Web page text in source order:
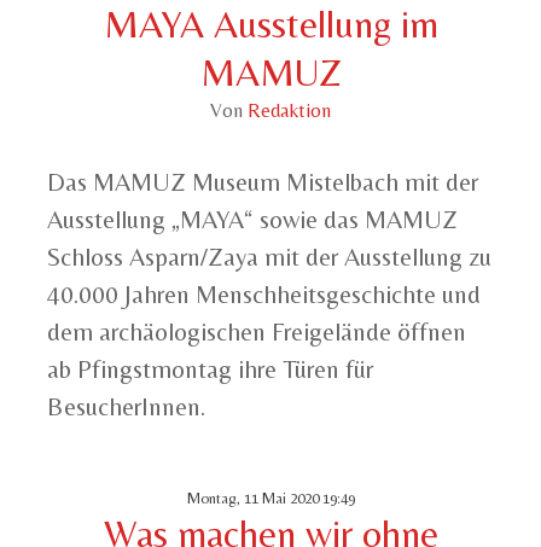
MAYA Ausstellung im
MAMUZ
Von Redaktion
Das MAMUZ Museum Mistelbach mit der
Ausstellung „MAYA“ sowie das MAMUZ
Schloss Asparn/Zaya mit der Ausstellung zu
40.000 Jahren Menschheitsgeschichte und
dem archäologischen Freigelände öffnen
ab Pfingstmontag ihre Türen für
BesucherInnen.
Montag, 11 Mai 2020 19:49
Was machen wir ohne